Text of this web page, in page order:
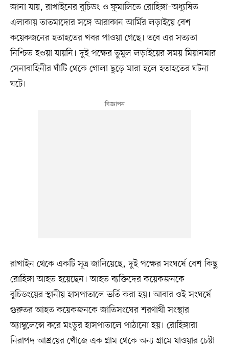
জানা যায়, রাখাইনের বুচিডং ও ফুমালিতে রোহিঙ্গা–অধ্যুষিত
এলাকায় তাতমাদোর সঙ্গে আরাকান আর্মির লড়াইয়ে বেশ
কয়েকজনের হতাহতের খবর পাওয়া গেছে। তবে এর সত্যতা
নিশ্চিত হওয়া যায়নি। দুই পক্ষের তুমুল লড়াইয়ের সময় মিয়ানমার
সেনাবাহিনীর ঘাঁটি থেকে গোলা ছুড়ে মারা হলে হতাহতের ঘটনা
ঘটে।
রাখাইন থেকে একটি সূত্র জানিয়েছে, দুই পক্ষের সংঘর্ষে বেশ কিছু
রোহিঙ্গা আহত হয়েছেন। আহত ব্যক্তিদের কয়েকজনকে
বুচিডংয়ের স্থানীয় হাসপাতালে ভর্তি করা হয়। আবার ওই সংঘর্ষে
গুরুতর আহত কয়েকজনকে জাতিসংঘের শরণার্থী সংস্থার
অ্যাম্বুলেন্সে করে মংডুর হাসপাতালে পাঠানো হয়। রোহিঙ্গারা
নিরাপদ আশ্রয়ের খোঁজে এক গ্রাম থেকে অন্য গ্রামে যাওয়ার চেষ্টা